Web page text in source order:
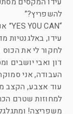
להשפריץ?”
“YES Y0U CAN” אני עונה ועדיין צוחקת.
עידו, באלגנטיות
לחקור לי את
דון ואבי יושבים
העבודה, אני
עוד אצבע, הקצב
למחוזות שטרם
משפריצה!